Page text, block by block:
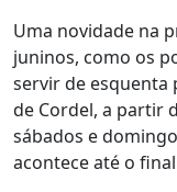
Uma novidade na
juninos, como os
servir de esquenta
de Cordel, a partir
sábados e
acontece até o final